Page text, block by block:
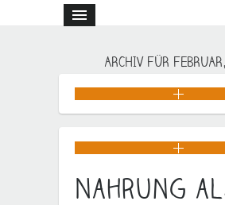
ARCHIV FÜR
Nahrung